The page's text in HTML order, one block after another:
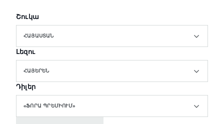
Շուկա
ՀԱՅԱՍՏԱՆ
Լեզու
ՀԱՅԵՐԵՆ
Դիլեր
«ՖՈՐԱ ՊՐԵՄԻՈՒՄ»